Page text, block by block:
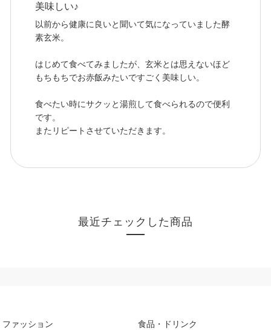
美味しい♪
以前から健康に良いと聞いて気になっていました酵
素玄米。
はじめて食べてみましたが、玄米とは思えないほど
もちもちでお赤飯みたいですごく美味しい。
食べたい時にサクッと湯煎して食べられるので便利
です。
またリピートさせていただきます。
最近チェックした商品
ファッション 食品・ドリンク